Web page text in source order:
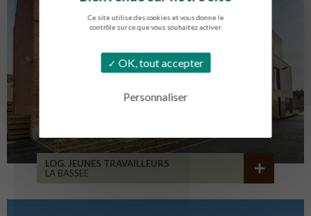
Ce site utilise des cookies et vous donne le
contrôle sur ce que vous souhaitez activer.
OK, tout accepter
Personnaliser
LOG. JEUNES TRAVAILLEURS
LA BASSEE